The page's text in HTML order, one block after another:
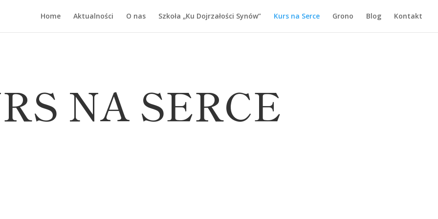
Home Aktualności O nas Szkoła „Ku Dojrzałości Synów” Kurs na Serce Grono Blog Kontakt
NA SERCE